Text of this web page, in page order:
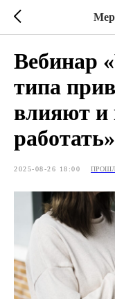
Вебинар
типа
влияют и
работать»
2025-08-26 18:00